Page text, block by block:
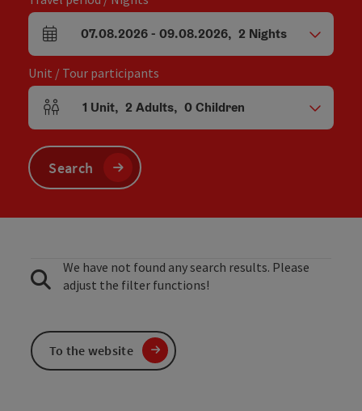
arrival and departure fields
07.08.2026- 09.08.2026, 2 Nights
Unit / Tour participants
Number of units and person fields
1 Unit, 2 Adults, 0Children
Search
We have not found any search results. Please
adjust the filter functions!
To the website